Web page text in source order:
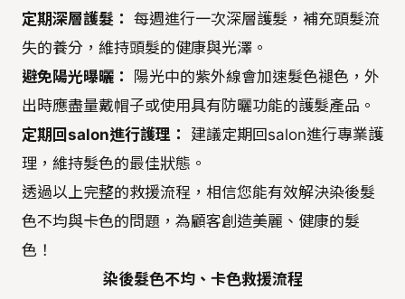
定期深層護髮： 每週進行一次深層護髮，補充頭髮流
失的養分，維持頭髮的健康與光澤。
避免陽光曝曬：
陽光中的紫外線會加速髮色褪色，外
出時應盡量戴帽子或使用具有防曬功能的護髮產品。
定期回salon進行護理：
建議定期回salon進行專業護
理，維持髮色的最佳狀態。
透過以上完整的救援流程，相信您能有效解決染後髮
色不均與卡色的問題，為顧客創造美麗、健康的髮
色！
染後髮色不均、卡色救援流程